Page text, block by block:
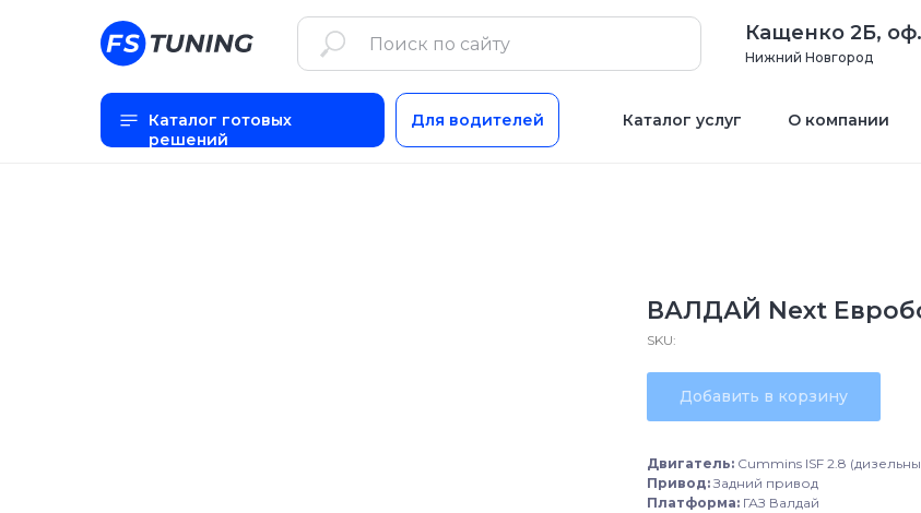
Кащенко 2Б, оф.
Нижний Новгород
Каталог готовых
решений
Для водителей Каталог услуг О компании
ВАЛДАЙ Next
SKU:
Добавить в корзину
Двигатель: Cummins ISF 2.8
Привод:Задний привод
Платформа: ГАЗ Валдай